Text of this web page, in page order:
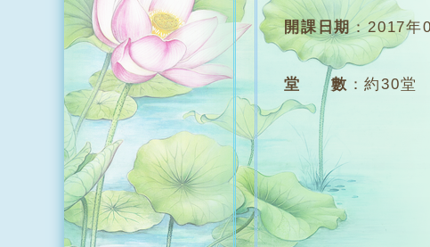
開課日期：2017年
堂 數 ：約30堂